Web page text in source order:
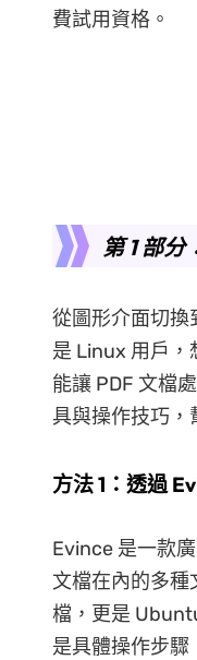
費試用資格。
第 1 部
從圖形介面切換
是 Linux 用戶，
能讓 PDF 文檔
具與操作技巧，
方法 1：透過
Evince 是一款
文檔在內的多種
檔，更是
是具體操作步驟